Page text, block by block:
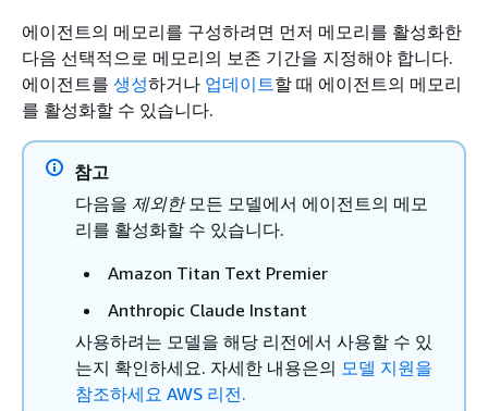
에이전트의 메모리를 구성하려면 먼저 메모리를 활성화한
다음 선택적으로 메모리의 보존 기간을 지정해야 합니다.
에이전트를 생성하거나 업데이트할 때 에이전트의 메모리
를 활성화할 수 있습니다.
참고
다음을 제외한모든 모델에서 에이전트의 메모
리를 활성화할 수 있습니다.
Amazon Titan Text Premier
Anthropic Claude Instant
사용하려는 모델을 해당 리전에서 사용할 수 있
는지 확인하세요. 자세한 내용은의 모델 지원을
참조하세요 AWS 리전.